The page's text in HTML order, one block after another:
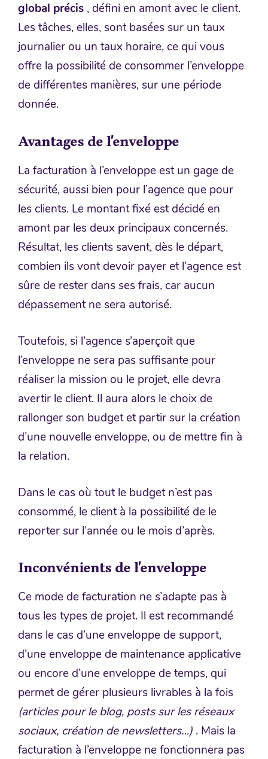
global précis , défini en amont avec le client.
Les tâches, elles, sont basées sur un taux
journalier ou un taux horaire, ce qui vous
offre la possibilité de consommer l’enveloppe
de différentes manières, sur une période
donnée.
Avantages de l’enveloppe
La facturation à l’enveloppe est un gage de
sécurité, aussi bien pour l’agence que pour
les clients. Le montant fixé est décidé en
amont par les deux principaux concernés.
Résultat, les clients savent, dès le départ,
combien ils vont devoir payer et l’agence est
sûre de rester dans ses frais, car aucun
dépassement ne sera autorisé.
Toutefois, si l’agence s’aperçoit que
l’enveloppe ne sera pas suffisante pour
réaliser la mission ou le projet, elle devra
avertir le client. Il aura alors le choix de
rallonger son budget et partir sur la création
d’une nouvelle enveloppe, ou de mettre fin à
la relation.
Dans le cas où tout le budget n’est pas
consommé, le client à la possibilité de le
reporter sur l’année ou le mois d’après.
Inconvénients de l’enveloppe
Ce mode de facturation ne s’adapte pas à
tous les types de projet. Il est recommandé
dans le cas d’une enveloppe de support,
d’une enveloppe de maintenance applicative
ou encore d’une enveloppe de temps, qui
permet de gérer plusieurs livrables à la fois
(articles pour le blog, posts sur les réseaux
sociaux, création de newsletters…) . Mais la
facturation à l’enveloppe ne fonctionnera pas